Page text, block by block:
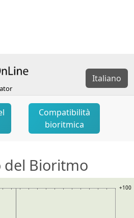
Italiano
Compatibilità
bioritmica
del Bioritmo
+100